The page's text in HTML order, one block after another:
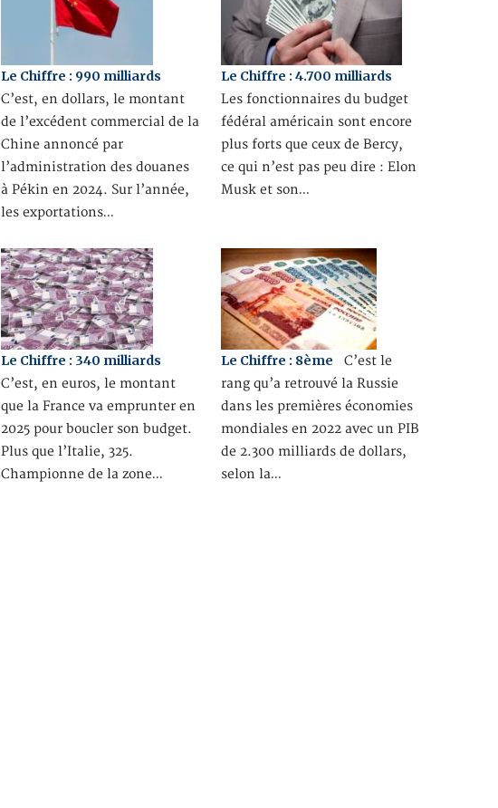
Le Chiffre : 990 milliards
C’est, en dollars, le montant
de l’excédent commercial de la
Chine annoncé par
l’administration des douanes
à Pékin en 2024. Sur l’année,
les exportations…
Le Chiffre : 4.700 milliards
Les fonctionnaires du budget
fédéral américain sont encore
plus forts que ceux de Bercy,
ce qui n’est pas peu dire : Elon
Musk et son…
Le Chiffre : 340 milliards
C’est, en euros, le montant
que la France va emprunter en
2025 pour boucler son budget.
Plus que l’Italie, 325.
Championne de la zone…
Le Chiffre : 8ème C’est le
rang qu’a retrouvé la Russie
dans les premières économies
mondiales en 2022 avec un PIB
de 2.300 milliards de dollars,
selon la…